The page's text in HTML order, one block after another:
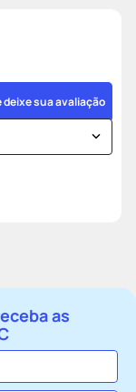
deixe sua avaliação
as